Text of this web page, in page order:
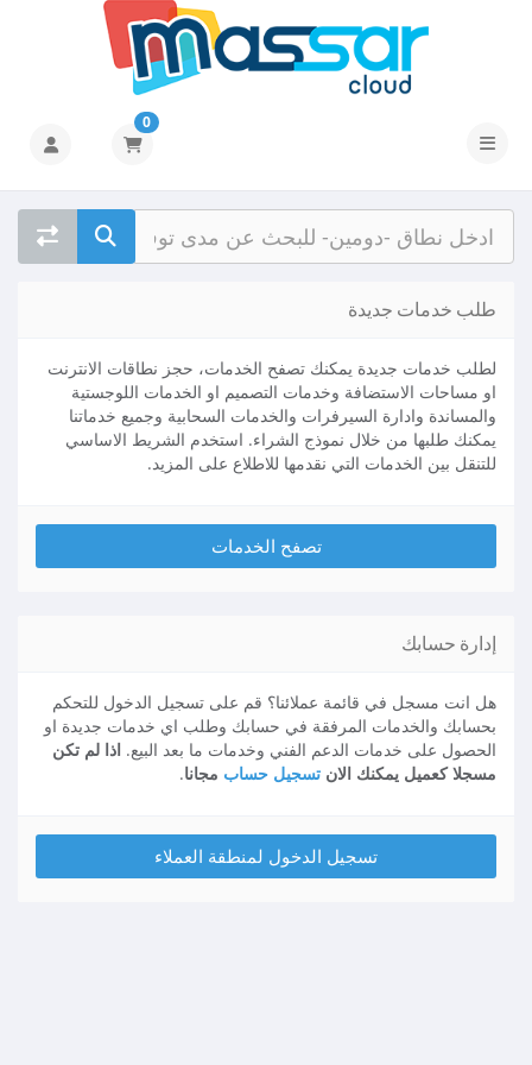
تبديل التنقل
0
طلب خدمات جديدة
لطلب خدمات جديدة يمكنك تصفح الخدمات، حجز نطاقات الانترنت
او مساحات الاستضافة وخدمات التصميم او الخدمات اللوجستية
والمساندة وادارة السيرفرات والخدمات السحابية وجميع خدماتنا
يمكنك طلبها من خلال نموذج الشراء. استخدم الشريط الاساسي
للتنقل بين الخدمات التي نقدمها للاطلاع على المزيد.
تصفح الخدمات
إدارة حسابك
هل انت مسجل في قائمة عملائنا؟ قم على تسجيل الدخول للتحكم
بحسابك والخدمات المرفقة في حسابك وطلب اي خدمات جديدة او
الحصول على خدمات الدعم الفني وخدمات ما بعد البيع. اذا لم تكن
مسجلا كعميل يمكنك الان تسجيل حساب مجانا.
تسجيل الدخول لمنطقة العملاء